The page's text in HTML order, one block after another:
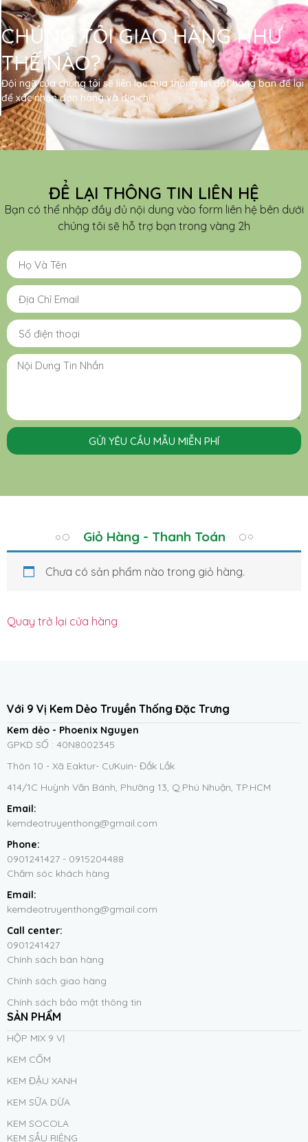
CHÚNG TÔI GIAO HÀNG NHƯ
THẾ NÀO?
Đội ngũ của chúng tôi sẽ liên lạc qua thông tin đặt hàng bạn để lại
để xác nhận đơn hàng và địa chỉ
ĐỂ LẠI THÔNG TIN LIÊN HỆ
Bạn có thể nhập đầy đủ nội dung vào form liên hệ bên dưới
chúng tôi sẽ hỗ trợ bạn trong vàng 2h
GỬI YÊU CẦU MẪU MIỄN PHÍ
Giỏ Hàng - Thanh Toán
Chưa có sản phẩm nào trong giỏ hàng.
Quay trở lại cửa hàng
Với 9 Vị Kem Dẻo Truyền Thống Đặc Trưng
Kem dẻo - Phoenix Nguyen
GPKD SỐ : 40N8002345
Thôn 10 - Xã Eaktur- CưKuin- Đắk Lắk
414/1C Huỳnh Văn Bánh, Phường 13, Q.Phú Nhuận, TP.HCM
Email:
kemdeotruyenthong@gmail.com
Phone:
0901241427 - 0915204488
Chăm sóc khách hàng
Email:
kemdeotruyenthong@gmail.com
Call center:
0901241427
Chính sách bán hàng
Chính sách giao hàng
Chính sách bảo mật thông tin
SẢN PHẨM
HỘP MIX 9 VỊ
KEM CỐM
KEM ĐẬU XANH
KEM SỮA DỪA
KEM SOCOLA
KEM SẦU RIÊNG